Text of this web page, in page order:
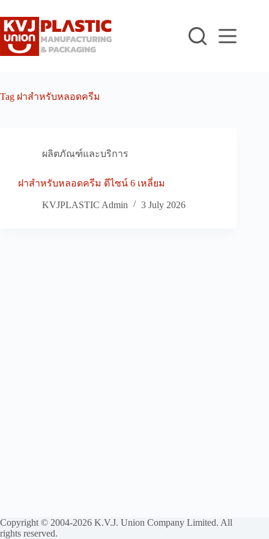
to
content
Tag ฝาสำหรับหลอดครีม
ผลิตภัณฑ์และบริการ
ฝาสำหรับหลอดครีม ดีไซน์ 6 เหลี่ยม
KVJPLASTIC Admin 3 July 2026
Copyright © 2004-2026 K.V.J. Union Company Limited. All
rights reserved.